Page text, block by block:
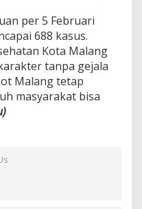
per 5 Februari
688 kasus.
Kota Malang
tanpa gejala
Malang tetap
masyarakat bisa